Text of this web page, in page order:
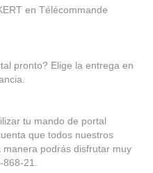
en Télécommande
pronto? Elige la entrega en
tu mando de portal
que todos nuestros
podrás disfrutar muy
868-21.